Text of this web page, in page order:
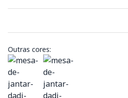
Outras cores: